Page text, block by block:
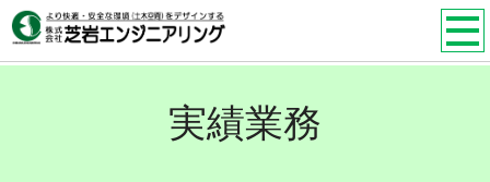
実績業務